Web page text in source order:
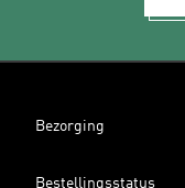
Bezorging
Bestellingsstatus